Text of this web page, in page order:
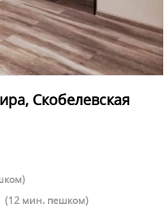
Скобелевская
(12 мин. пешком)